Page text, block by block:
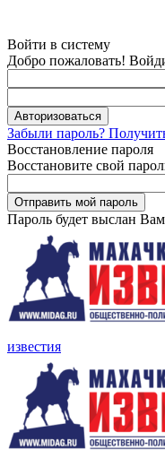
Войти в систему
Добро пожаловать!
Забыли пароль?
Восстановление пароля
Восстановите свой
Пароль будет выслан
известия